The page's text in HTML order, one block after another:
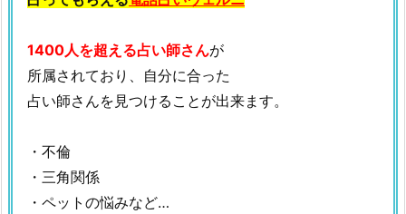
1400人を超える占い師さんが
所属されており、自分に合った
占い師さんを見つけることが出来ます。
・不倫
・三角関係
・ペットの悩みなど…